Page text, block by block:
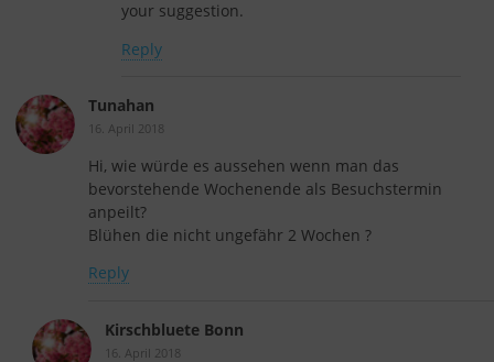
your suggestion.
Reply
Tunahan
16. April 2018
Hi, wie würde es aussehen wenn man das
bevorstehende Wochenende als Besuchstermin
anpeilt?
Blühen die nicht ungefähr 2 Wochen ?
Reply
Kirschbluete Bonn
16. April 2018